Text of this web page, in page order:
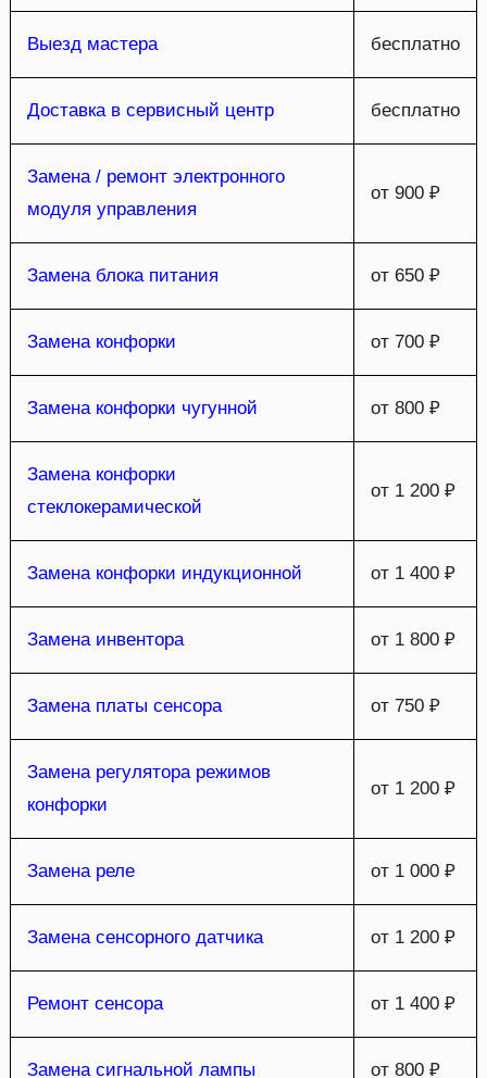
Выезд мастера бесплатно
Доставка в сервисный центр бесплатно
Замена / ремонт электронного
модуля управления
от 900 ₽
Замена блока питания от 650 ₽
Замена конфорки от 700 ₽
Замена конфорки чугунной от 800 ₽
Замена конфорки
стеклокерамической
от 1 200 ₽
Замена конфорки индукционной от 1 400 ₽
Замена инвентора от 1 800 ₽
Замена платы сенсора от 750 ₽
Замена регулятора режимов
конфорки
от 1 200 ₽
Замена реле от 1 000 ₽
Замена сенсорного датчика от 1 200 ₽
Ремонт сенсора от 1 400 ₽
Замена сигнальной лампы от 800 ₽